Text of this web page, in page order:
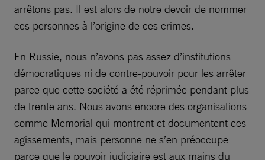
arrêtons pas. Il est alors de notre devoir de nommer
ces personnes à l’origine de ces crimes.
En Russie, nous n’avons pas assez d’institutions
démocratiques ni de contre-pouvoir pour les arrêter
parce que cette société a été réprimée pendant plus
de trente ans. Nous avons encore des organisations
comme Memorial qui montrent et documentent ces
agissements, mais personne ne s’en préoccupe
parce que le pouvoir judiciaire est aux mains du